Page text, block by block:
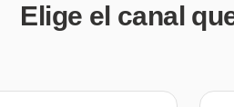
Elige el canal